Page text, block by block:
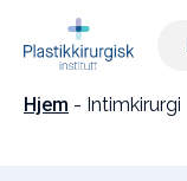
innhold
Hjem - Intimkirurgi